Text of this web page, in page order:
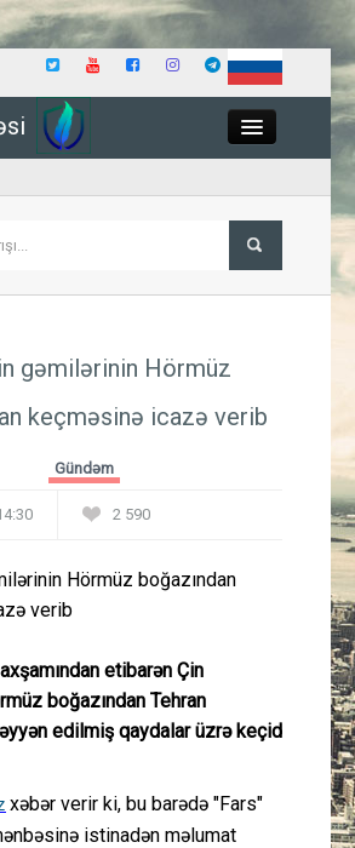
İqtisadiyyat
Müsahibə
Layihə
gəmilərinin Hörmüz
keçməsinə icazə verib
Gündəm
2 590
etibarən Çin
boğazından Tehran
edilmiş qaydalar üzrə keçid
xəbər verir ki, bu barədə "Fars"
istinadən məlumat